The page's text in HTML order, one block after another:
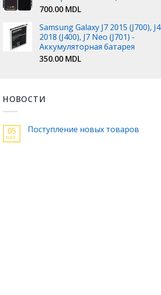
700.00 MDL
Samsung Galaxy J7 2015 (J700), J4
2018 (J400), J7 Neo (J701) -
Аккумуляторная батарея
350.00 MDL
НОВОСТИ
05
nov.
Поступление новых товаров